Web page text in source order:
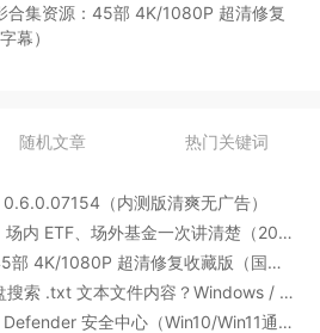
合集资源：45部 4K/1080P 超清修复
幕）
随机文章 热门关键词
（内测版清爽无广告）
纳指和标普500怎么买：场内 ETF、场外基金一次讲清楚（2026 最新版）
周星驰电影合集资源：45部 4K/1080P 超清修复收藏版（国粤双语/中文字幕）
不装任何软件，如何全盘搜索 .txt 文本文件内容？Windows / Linux / macOS 的命令行指南
一键彻底卸载 Windows Defender 安全中心（Win10/Win11通用）